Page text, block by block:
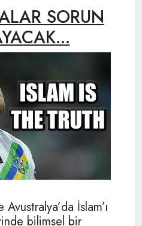
SORUN
İslam’ı
bilimsel bir